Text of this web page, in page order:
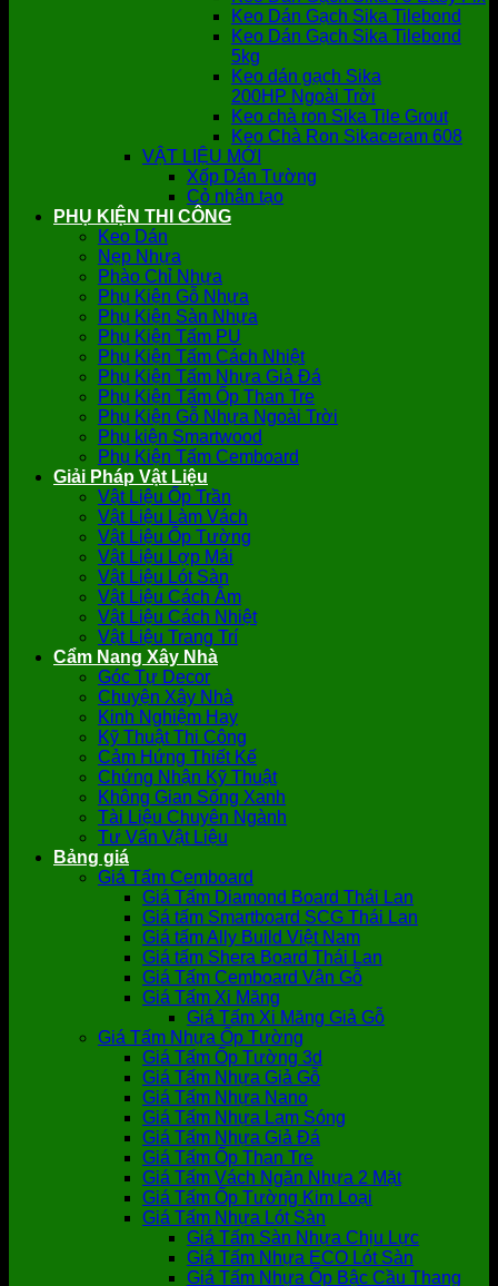
Keo Dán Gạch Sika Tilebond
Keo Dán Gạch Sika Tilebond
5kg
Keo dán gạch Sika
200HP Ngoài Trời
Keo chà ron Sika Tile Grout
Keo Chà Ron Sikaceram 608
VẬT LIỆU MỚI
Xốp Dán Tường
Cỏ nhân tạo
PHỤ KIỆN THI CÔNG
Keo Dán
Nẹp Nhựa
Phào Chỉ Nhựa
Phụ Kiện Gỗ Nhựa
Phụ Kiện Sàn Nhựa
Phụ Kiện Tấm PU
Phụ Kiện Tấm Cách Nhiệt
Phụ Kiện Tấm Nhựa Giả Đá
Phụ Kiện Tấm Ốp Than Tre
Phụ Kiện Gỗ Nhựa Ngoài Trời
Phụ kiện Smartwood
Phụ Kiện Tấm Cemboard
Giải Pháp Vật Liệu
Vật Liệu Ốp Trần
Vật Liệu Làm Vách
Vật Liệu Ốp Tường
Vật Liệu Lợp Mái
Vật Liệu Lót Sàn
Vật Liệu Cách Âm
Vật Liệu Cách Nhiệt
Vật Liệu Trang Trí
Cẩm Nang Xây Nhà
Góc Tự Decor
Chuyện Xây Nhà
Kinh Nghiệm Hay
Kỹ Thuật Thi Công
Cảm Hứng Thiết Kế
Chứng Nhận Kỹ Thuật
Không Gian Sống Xanh
Tài Liệu Chuyên Ngành
Tư Vấn Vật Liệu
Bảng giá
Giá Tấm Cemboard
Giá Tấm Diamond Board Thái Lan
Giá tấm Smartboard SCG Thái Lan
Giá tấm Ally Build Việt Nam
Giá tấm Shera Board Thái Lan
Giá Tấm Cemboard Vân Gỗ
Giá Tấm Xi Măng
Giá Tấm Xi Măng Giả Gỗ
Giá Tấm Nhựa Ốp Tường
Giá Tấm Ốp Tường 3d
Giá Tấm Nhựa Giả Gỗ
Giá Tấm Nhựa Nano
Giá Tấm Nhựa Lam Sóng
Giá Tấm Nhựa Giả Đá
Giá Tấm Ốp Than Tre
Giá Tấm Vách Ngăn Nhựa 2 Mặt
Giá Tấm Ốp Tường Kim Loại
Giá Tấm Nhựa Lót Sàn
Giá Tấm Sàn Nhựa Chịu Lực
Giá Tấm Nhựa ECO Lót Sàn
Giá Tấm Nhựa Ốp Bậc Cầu Thang